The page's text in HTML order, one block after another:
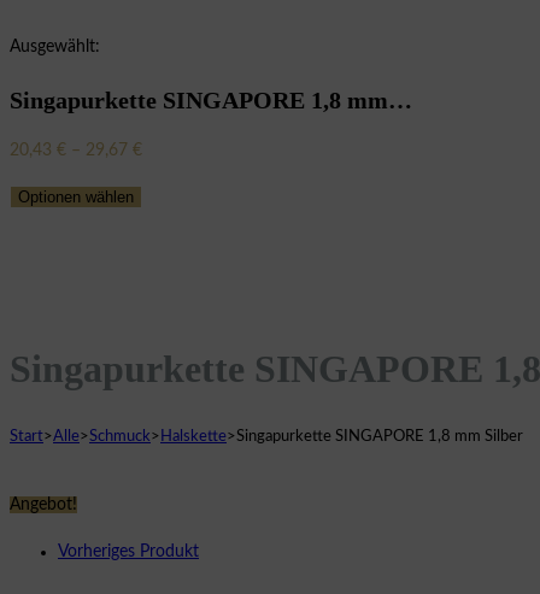
Ausgewählt:
Singapurkette SINGAPORE 1,8 mm…
20,43 € – 29,67 €Preisspanne:
Optionen wählen
Singapurkette SINGAPORE
Start>Alle>Schmuck> Halskette>Singapurkette SINGAPORE 1,8 mm Silber
Angebot!
Vorheriges Produkt